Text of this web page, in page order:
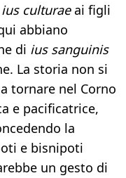
ius culturaeai figli
abbiano
di ius sanguinis
La storia non si
tornare nel Corno
e pacificatrice,
la
e bisnipoti
un gesto di